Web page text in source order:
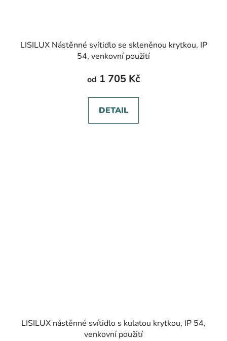
LISILUX Nástěnné svítidlo se skleněnou krytkou, IP
54, venkovní použití
od 1 705 Kč
DETAIL
LISILUX nástěnné svítidlo s kulatou krytkou, IP 54,
venkovní použití